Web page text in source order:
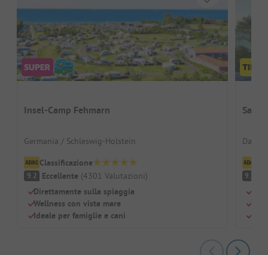
Insel-Camp Fehmarn
Germania / Schleswig-Holstein
Classificazione
9.2 Eccellente (4301 Valutazioni)
Direttamente sulla spiaggia
Wellness con vista mare
Ideale per famiglie e cani
9.5